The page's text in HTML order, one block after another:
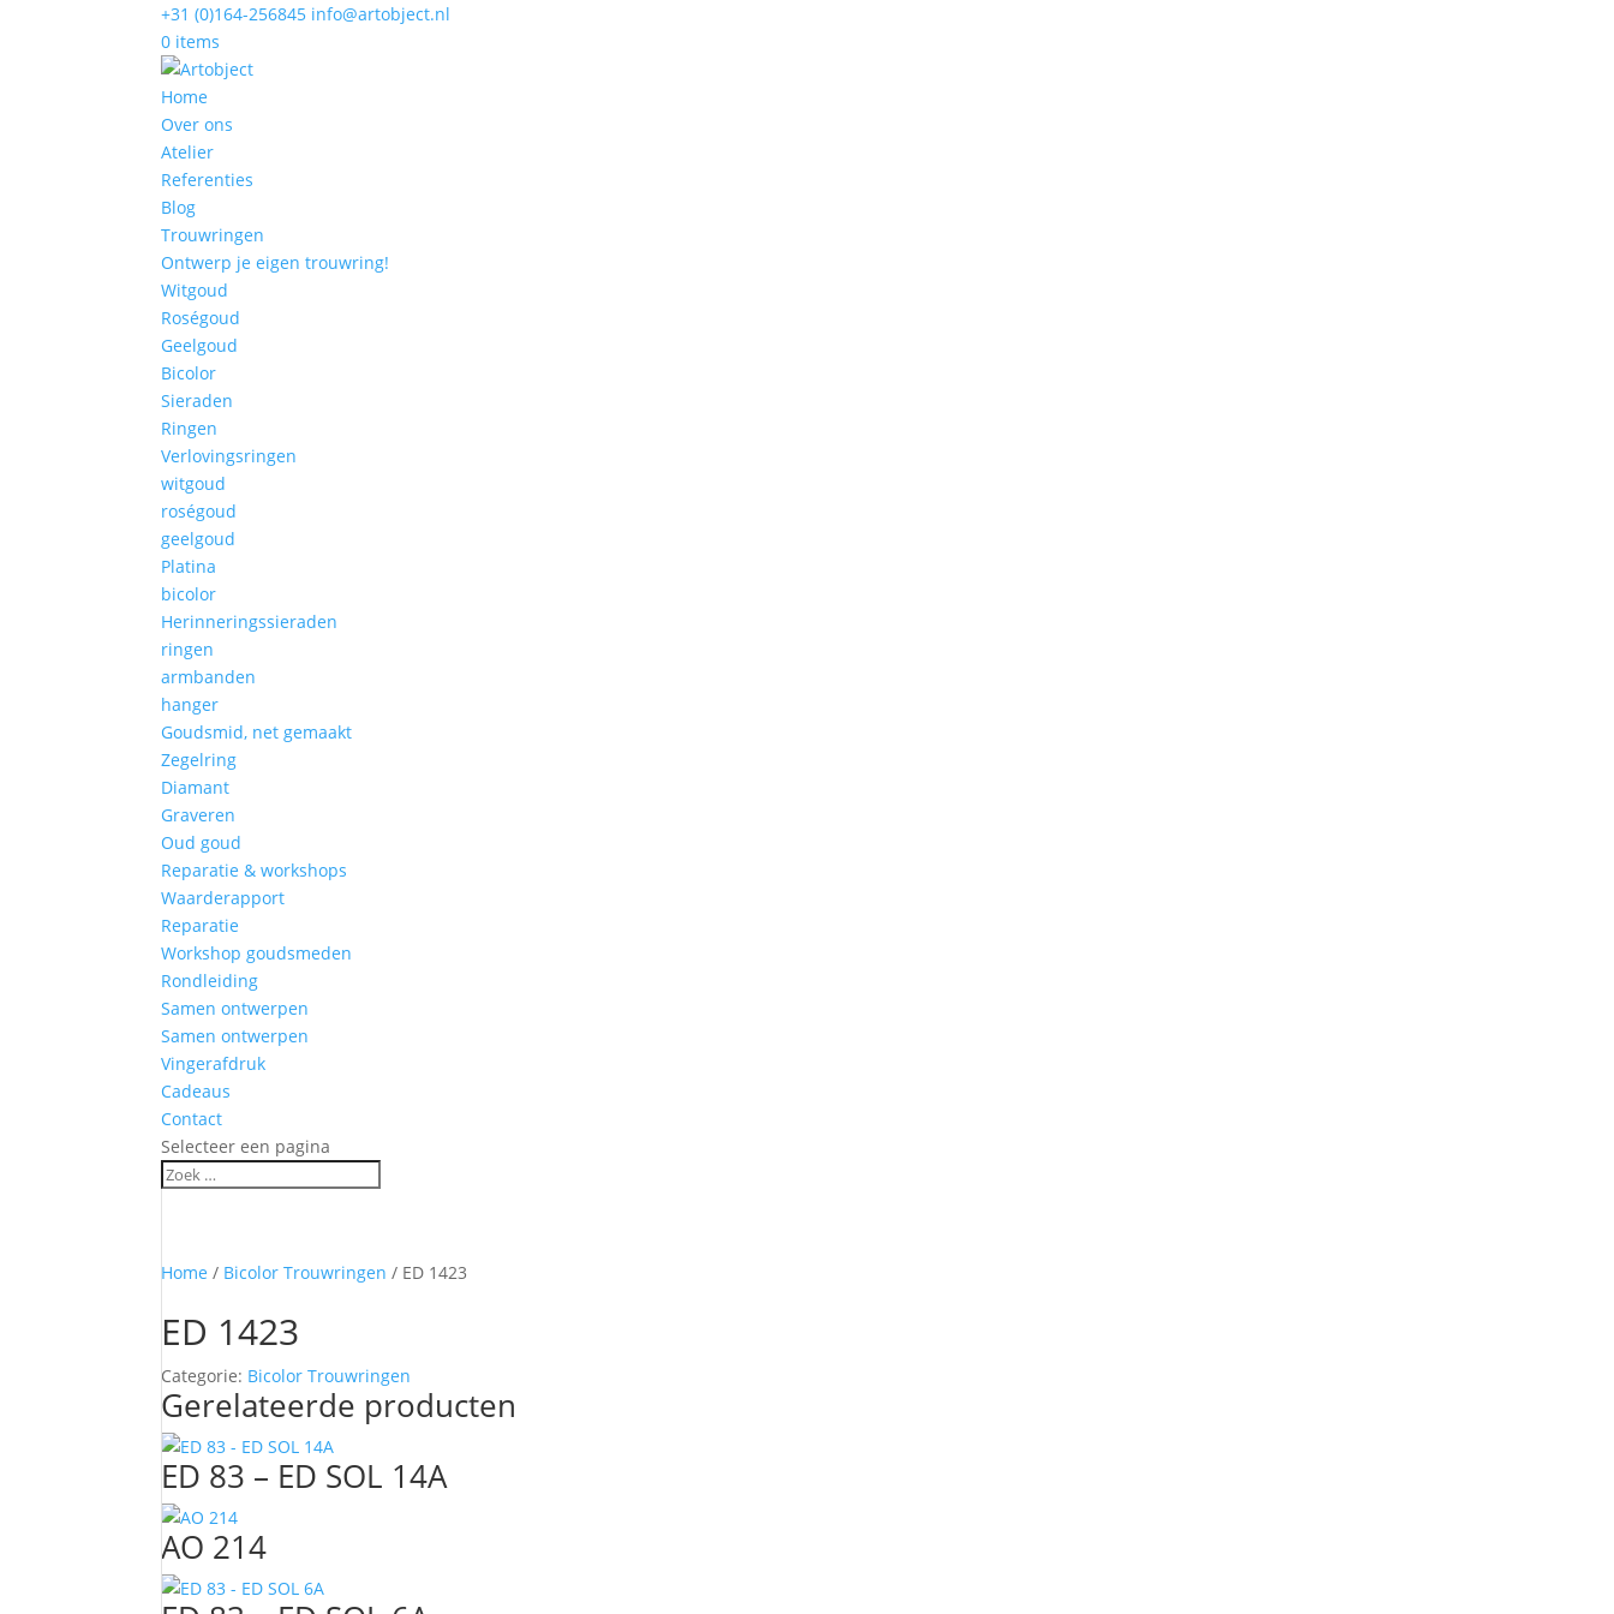
+31 (0)164-256845 info@artobject.nl
0 items
Home
Over ons
Atelier
Referenties
Blog
Trouwringen
Ontwerp je eigen trouwring!
Witgoud
Roségoud
Geelgoud
Bicolor
Sieraden
Ringen
Verlovingsringen
witgoud
roségoud
geelgoud
Platina
bicolor
Herinneringssieraden
ringen
armbanden
hanger
Goudsmid, net gemaakt
Zegelring
Diamant
Graveren
Oud goud
Reparatie & workshops
Waarderapport
Reparatie
Workshop goudsmeden
Rondleiding
Samen ontwerpen
Samen ontwerpen
Vingerafdruk
Cadeaus
Contact
Selecteer een pagina
Home / Bicolor Trouwringen / ED 1423
ED 1423
Categorie: Bicolor Trouwringen
Gerelateerde producten
ED 83 – ED SOL 14A
AO 214